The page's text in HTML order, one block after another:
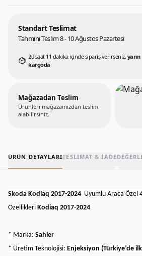
Standart Teslimat
Tahmini Teslim 8 - 10 Ağustos Pazartesi
20 saat 11 dakika içinde sipariş verirseniz, yarın
kargoda
Mağazadan Teslim
Ürünleri mağazamızdan teslim
alabilirsiniz.
ÜRÜN DETAYLARITESLIMAT & İADE
Skoda Kodiaq 2017-2024 Uyumlu Araca Özel
Özellikleri Kodiaq 2017-2024
* Marka: Sahler
* Üretim Teknolojisi: Enjeksiyon (Türkiye’de